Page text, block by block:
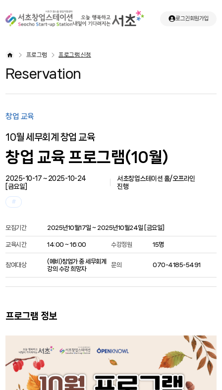
로그인회원가입
프로그램 프로그램 신청
Reservation
창업 교육
10월 세무회계 창업 교육
창업 교육 프로그램(10월)
2025-10-17 ~ 2025-10-24
금요일
서초창업스테이션 홀/오프라인
진행
#
모집기간 2025년10월17일 ~ 2025년10월24일 [금요일]
교육시간 14:00 ~ 16:00 수강정원 15명
참여대상
(예비)창업가 중 세무회계
강의 수강 희망자
문의 070-4185-5491
프로그램 정보